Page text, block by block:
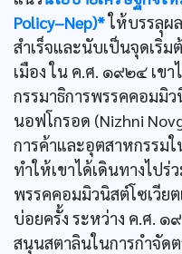
Policy–Nep)*ให้บรรลุผ
สำเร็จและนับเป็นจุดเริ่
เมือง ใน ค.ศ. ๑๙๒๔ เข
กรรมาธิการพรรคคอมมิ
นอฟโกรอด (Nizhni
การค้าและอุตสาหกรรม
ทำให้เขาได้เดินทางไป
พรรคคอมมิวนิสต์โซเวีย
บ่อยครั้ง ระหว่าง ค.ศ.
สนุนสตาลินในการกำจัด